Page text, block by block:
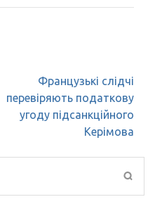
Французькі слідчі
перевіряють податкову
угоду підсанкційного
Керімова